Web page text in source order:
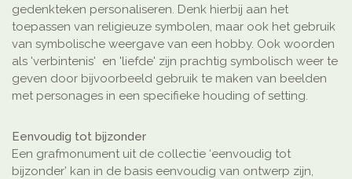
gedenkteken personaliseren. Denk hierbij aan het
toepassen van religieuze symbolen, maar ook het gebruik
van symbolische weergave van een hobby. Ook woorden
als 'verbintenis' en 'liefde' zijn prachtig symbolisch weer te
geven door bijvoorbeeld gebruik te maken van beelden
met personages in een specifieke houding of setting.
Eenvoudig tot bijzonder
Een grafmonument uit de collectie ‘eenvoudig tot
bijzonder’ kan in de basis eenvoudig van ontwerp zijn,